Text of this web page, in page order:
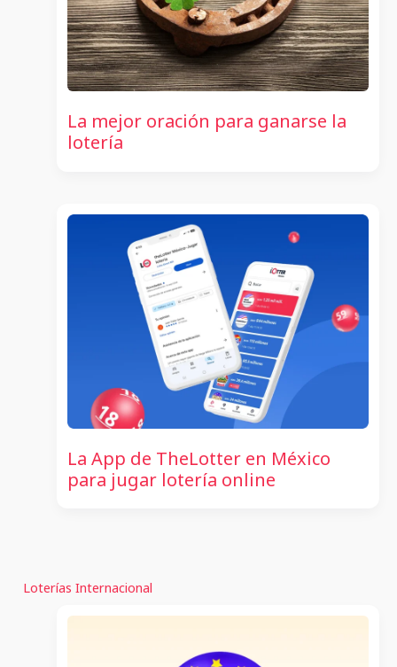
La mejor oración para ganarse la
lotería
La App de TheLotter en México
para jugar lotería online
Loterías Internacional